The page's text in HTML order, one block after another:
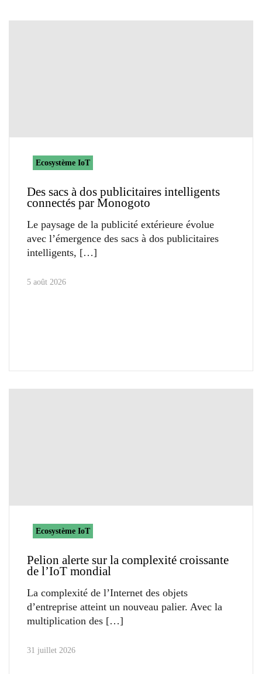
Ecosystème IoT
Des sacs à dos publicitaires intelligents
connectés par Monogoto
Le paysage de la publicité extérieure évolue
avec l’émergence des sacs à dos publicitaires
intelligents,
5 août 2026
Ecosystème IoT
Pelion alerte sur la complexité croissante
de l’IoT mondial
La complexité de l’Internet des objets
d’entreprise atteint un nouveau palier. Avec la
multiplication des
31 juillet 2026